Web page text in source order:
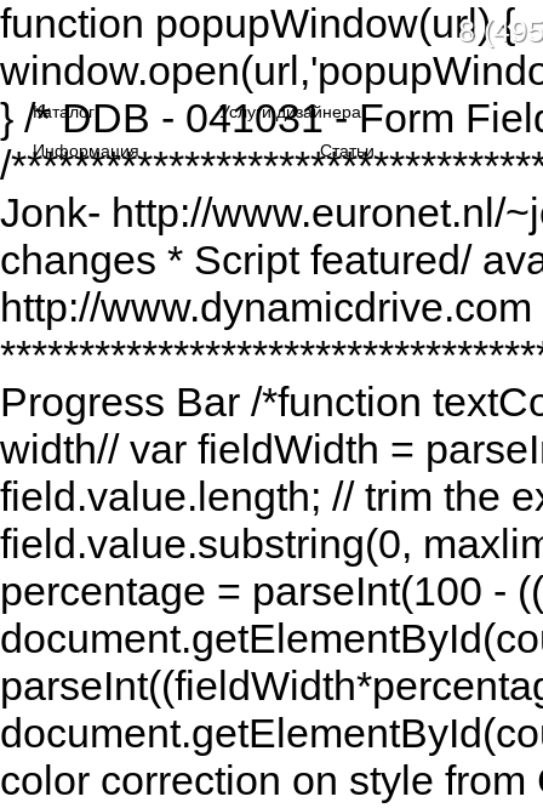
function popupWindow(url) {
} /* DDB - 041031 - Form
/
Jonk- http://www.euronet.nl/
changes * Script featured/
http://
Progress Bar /*function
width// var fieldWidth =
field.value.length; // trim the
field.value.substring(0,
percentage = parseInt(100 -
color correction on style
8
Каталог
Услуги дизайнера
Информация
Статьи